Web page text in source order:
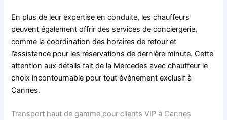
En plus de leur expertise en conduite, les chauffeurs
peuvent également offrir des services de conciergerie,
comme la coordination des horaires de retour et
l’assistance pour les réservations de dernière minute. Cette
attention aux détails fait de la Mercedes avec chauffeur le
choix incontournable pour tout événement exclusif à
Cannes.
Transport haut de gamme pour clients VIP à Cannes